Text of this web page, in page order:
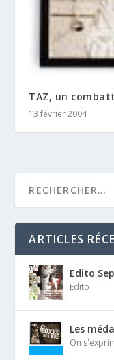
TAZ, un
13 février 2004
ARTICLES
Edito
Edito
Les
On